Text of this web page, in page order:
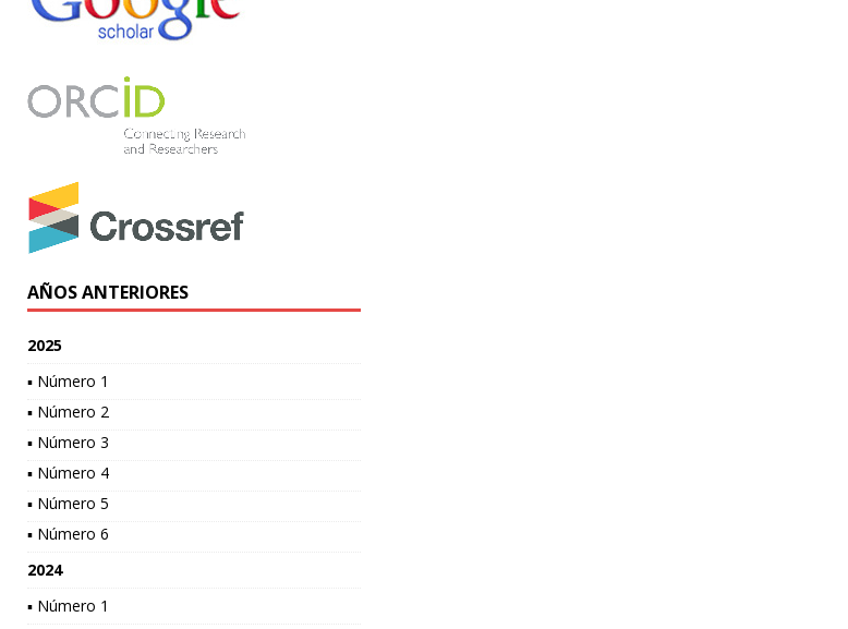
AÑOS ANTERIORES
2025
▪ Número 1
▪ Número 2
▪ Número 3
▪ Número 4
▪ Número 5
▪ Número 6
2024
▪ Número 1